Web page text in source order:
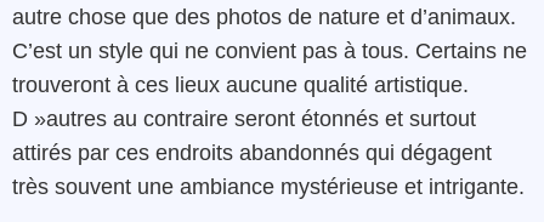
autre chose que des photos de nature et d’animaux.
C’est un style qui ne convient pas à tous. Certains ne
trouveront à ces lieux aucune qualité artistique.
D »autres au contraire seront étonnés et surtout
attirés par ces endroits abandonnés qui dégagent
très souvent une ambiance mystérieuse et intrigante.